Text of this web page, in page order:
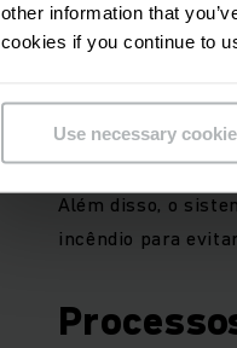
other information that
cookies if you continue to
Use necessary
Um sistema de
15.000 espaços
de comprimento e
Além disso, o
incêndio para